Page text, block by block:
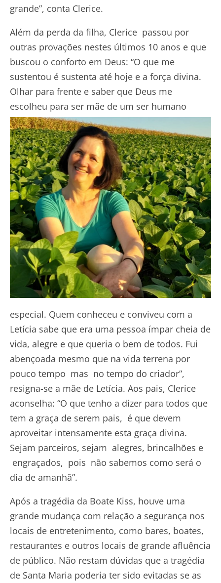
grande”, conta Clerice.
Além da perda da filha, Clerice passou por
outras provações nestes últimos 10 anos e que
buscou o conforto em Deus: “O que me
sustentou é sustenta até hoje e a força divina.
Olhar para frente e saber que Deus me
escolheu para ser mãe de um ser humano
especial. Quem conheceu e conviveu com a
Letícia sabe que era uma pessoa ímpar cheia de
vida, alegre e que queria o bem de todos. Fui
abençoada mesmo que na vida terrena por
pouco tempo mas no tempo do criador”,
resigna-se a mãe de Letícia. Aos pais, Clerice
aconselha: “O que tenho a dizer para todos que
tem a graça de serem pais, é que devem
aproveitar intensamente esta graça divina.
Sejam parceiros, sejam alegres, brincalhões e
engraçados, pois não sabemos como será o
dia de amanhã”.
Após a tragédia da Boate Kiss, houve uma
grande mudança com relação a segurança nos
locais de entretenimento, como bares, boates,
restaurantes e outros locais de grande afluência
de público. Não restam dúvidas que a tragédia
de Santa Maria poderia ter sido evitadas se as